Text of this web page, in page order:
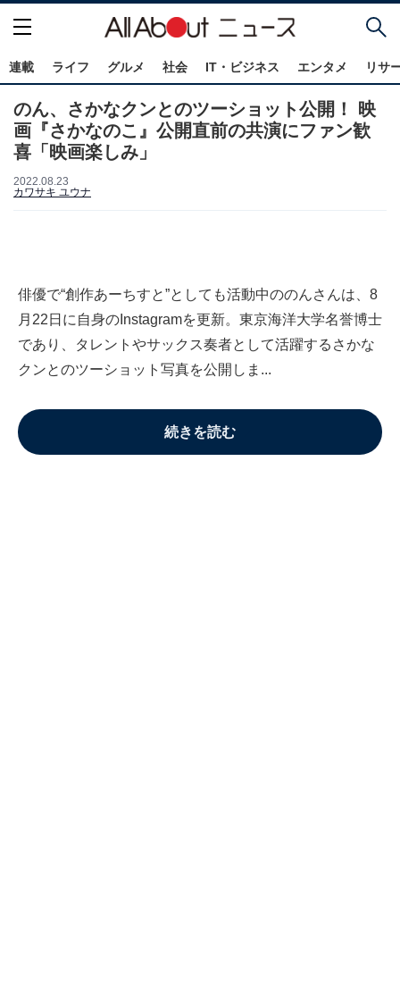
連載 ライフ グルメ 社会 IT・ビジネス エンタメ リサ
のん、さかなクンとのツーショット公開！ 映
画『さかなのこ』公開直前の共演にファン歓
喜「映画楽しみ」
2022.08.23
カワサキ ユウナ
俳優で“創作あーちすと”としても活動中ののんさんは、8
月22日に自身のInstagramを更新。東京海洋大学名誉博士
であり、タレントやサックス奏者として活躍するさかな
クンとのツーショット写真を公開しま...
続きを読む